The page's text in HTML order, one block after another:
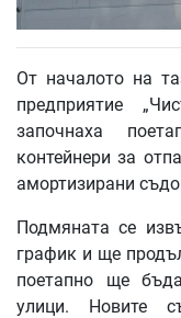
От началото на
предприятие
започнаха
контейнери за
амортизирани
Подмяната се
график и ще
поетапно ще
улици. Новите